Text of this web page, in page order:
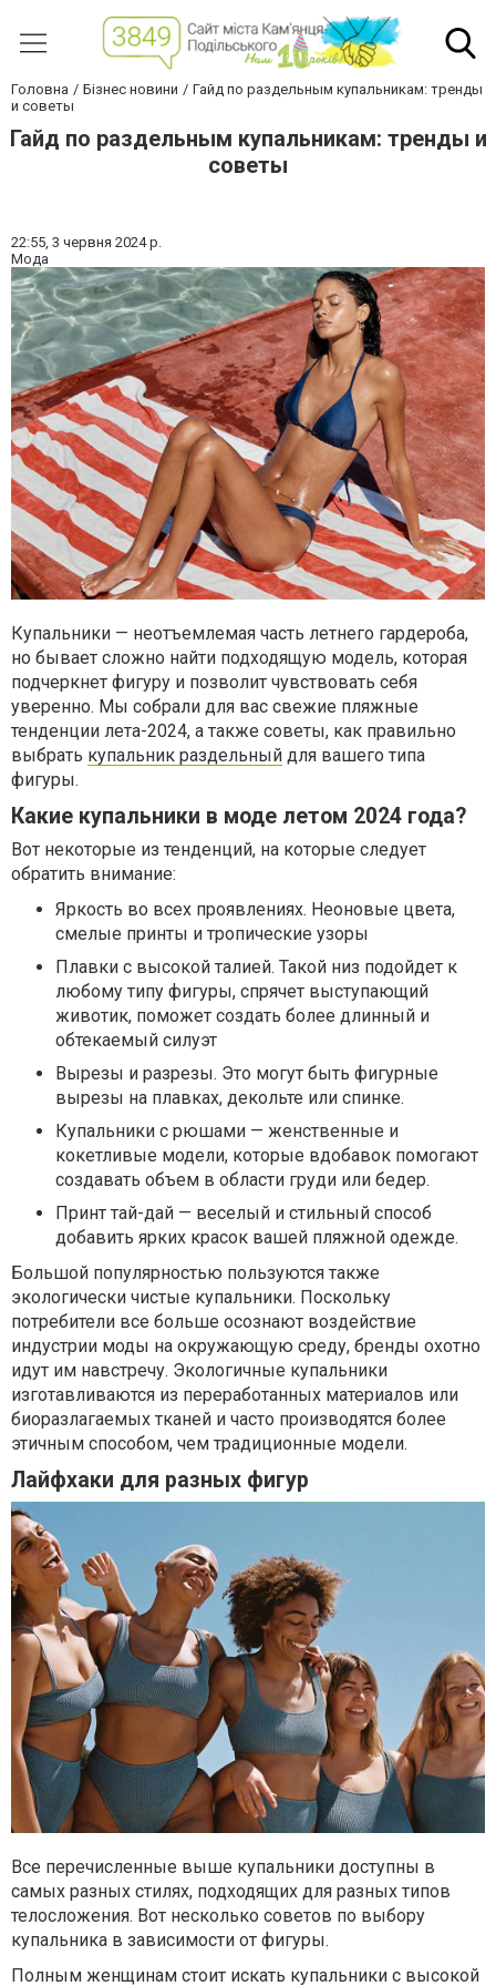
Головна Бізнес новини
Гайд по раздельным купальникам: тренды
и советы
Гайд по раздельным купальникам: тренды и
советы
22:55, 3 червня 2024 р.
Мода
Купальники — неотъемлемая часть летнего гардероба,
но бывает сложно найти подходящую модель, которая
подчеркнет фигуру и позволит чувствовать себя
уверенно. Мы собрали для вас свежие пляжные
тенденции лета-2024, а также советы, как правильно
выбрать купальник раздельный для вашего типа
фигуры.
Какие купальники в моде летом 2024 года?
Вот некоторые из тенденций, на которые следует
обратить внимание:
Яркость во всех проявлениях. Неоновые цвета,
смелые принты и тропические узоры
Плавки с высокой талией. Такой низ подойдет к
любому типу фигуры, спрячет выступающий
животик, поможет создать более длинный и
обтекаемый силуэт
Вырезы и разрезы. Это могут быть фигурные
вырезы на плавках, декольте или спинке.
Купальники с рюшами — женственные и
кокетливые модели, которые вдобавок помогают
создавать объем в области груди или бедер.
Принт тай-дай — веселый и стильный способ
добавить ярких красок вашей пляжной одежде.
Большой популярностью пользуются также
экологически чистые купальники. Поскольку
потребители все больше осознают воздействие
индустрии моды на окружающую среду, бренды охотно
идут им навстречу. Экологичные купальники
изготавливаются из переработанных материалов или
биоразлагаемых тканей и часто производятся более
этичным способом, чем традиционные модели.
Лайфхаки для разных фигур
Все перечисленные выше купальники доступны в
самых разных стилях, подходящих для разных типов
телосложения. Вот несколько советов по выбору
купальника в зависимости от фигуры.
Полным женщинам стоит искать купальники с высокой